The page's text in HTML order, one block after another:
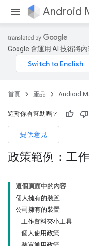
Android
Google 會運用 AI 技術將
首頁 產品 Android
這對你有幫助嗎？
提供意見
政策範例：工
這個頁面中的內容
個人擁有的裝置
公司擁有的裝置
工作資料夾小工具
個人使用政策